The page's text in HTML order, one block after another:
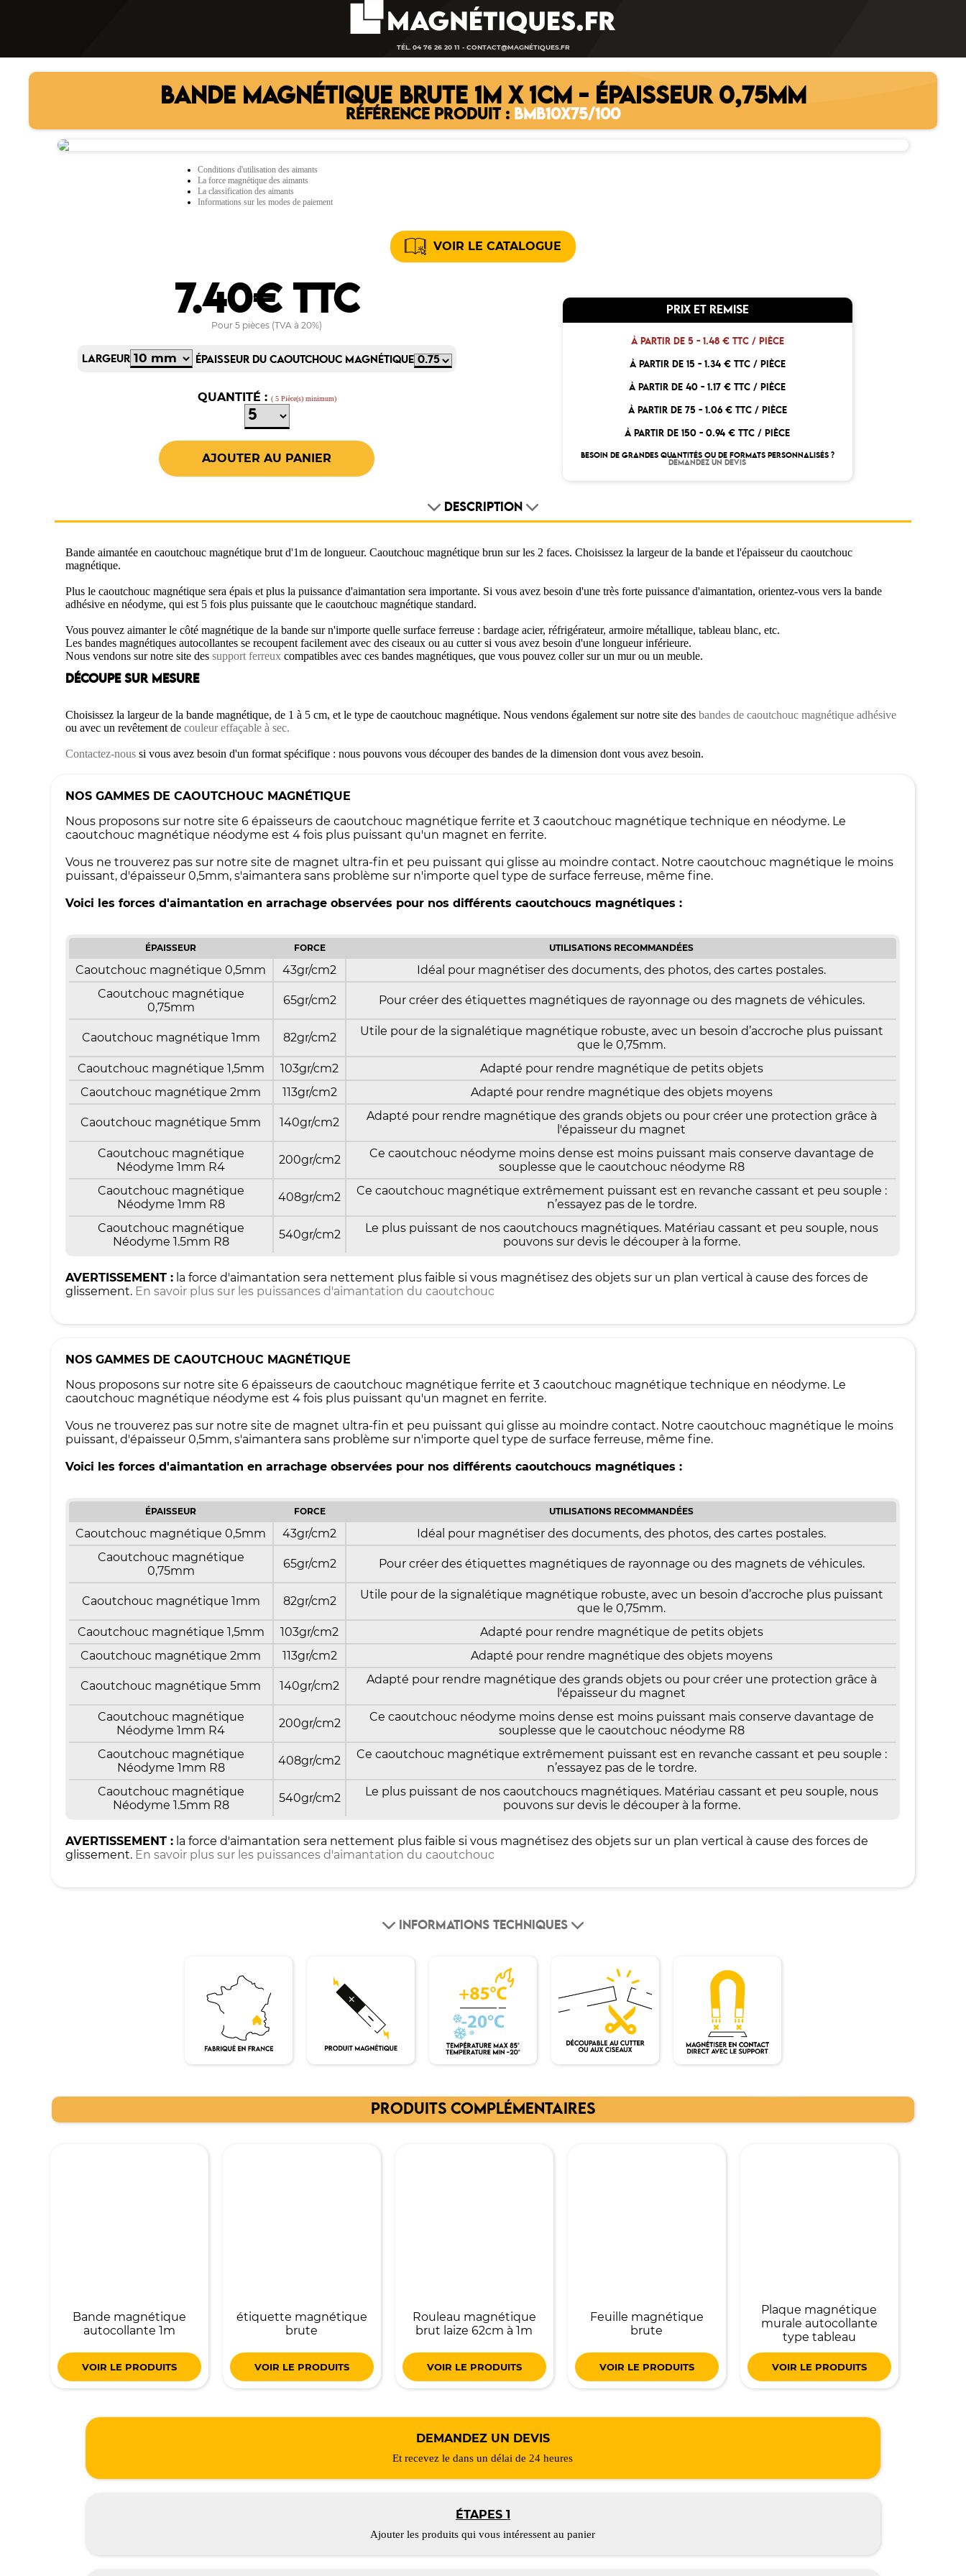
TÉL. 04 76 26 20 11 - CONTACT@MAGNÉTIQUES.FR
BANDE MAGNÉTIQUE BRUTE 1M X 1CM - ÉPAISSEUR 0,75MM
RÉFÉRENCE PRODUIT : BMB10X75/100
Conditions d'utilisation des aimants
La force magnétique des aimants
La classification des aimants
Informations sur les modes de paiement
VOIR LE CATALOGUE
7.40€ TTC
Pour 5 pièces (TVA à 20%)
LARGEUR ÉPAISSEUR DU CAOUTCHOUC MAGNÉTIQUE
QUANTITÉ : ( 5 Pièce(s) minimum)
PRIX ET REMISE
À PARTIR DE 5 - 1.48 € TTC / PIÈCE
À PARTIR DE 15 - 1.34 € TTC / PIÈCE
À PARTIR DE 40 -1.17 € TTC / PIÈCE
À PARTIR DE 75 - 1.06 € TTC / PIÈCE
À PARTIR DE 150 -0.94 € TTC / PIÈCE
BESOIN DE GRANDES QUANTITÉS OU DE FORMATS PERSONNALISÉS ?
DEMANDEZ UN DEVIS
DESCRIPTION
Bande aimantée en caoutchouc magnétique brut d'1m de longueur. Caoutchouc magnétique brun sur les 2 faces. Choisissez la largeur de la bande et l'épaisseur du caoutchouc
magnétique.
Plus le caoutchouc magnétique sera épais et plus la puissance d'aimantation sera importante. Si vous avez besoin d'une très forte puissance d'aimantation, orientez-vous vers la bande
adhésive en néodyme, qui est 5 fois plus puissante que le caoutchouc magnétique standard.
Vous pouvez aimanter le côté magnétique de la bande sur n'importe quelle surface ferreuse : bardage acier, réfrigérateur, armoire métallique, tableau blanc, etc.
Les bandes magnétiques autocollantes se recoupent facilement avec des ciseaux ou au cutter si vous avez besoin d'une longueur inférieure.
Nous vendons sur notre site dessupport ferreux compatibles avec ces bandes magnétiques, que vous pouvez coller sur un mur ou un meuble.
DÉCOUPE SUR MESURE
Choisissez la largeur de la bande magnétique, de 1 à 5 cm, et le type de caoutchouc magnétique. Nous vendons également sur notre site desbandes de caoutchouc magnétique adhésive
ou avec un revêtement decouleur effaçable à sec.
Contactez-nous si vous avez besoin d'un format spécifique : nous pouvons vous découper des bandes de la dimension dont vous avez besoin.
NOS GAMMES DE CAOUTCHOUC MAGNÉTIQUE
Nous proposons sur notre site 6 épaisseurs de caoutchouc magnétique ferrite et 3 caoutchouc magnétique technique en néodyme. Le
caoutchouc magnétique néodyme est 4 fois plus puissant qu'un magnet en ferrite.
Vous ne trouverez pas sur notre site de magnet ultra-fin et peu puissant qui glisse au moindre contact. Notre caoutchouc magnétique le moins
puissant, d'épaisseur 0,5mm, s'aimantera sans problème sur n'importe quel type de surface ferreuse, même fine.
Voici les forces d'aimantation en arrachage observées pour nos différents caoutchoucs magnétiques :
ÉPAISSEUR FORCE UTILISATIONS RECOMMANDÉES
Caoutchouc magnétique 0,5mm 43gr/cm2
Idéal pour magnétiser des documents, des photos, des cartes postales.
Caoutchouc magnétique
0,75mm
65gr/cm2 Pour créer des étiquettes magnétiques de rayonnage ou des magnets de véhicules.
Caoutchouc magnétique 1mm 82gr/cm2
Utile pour de la signalétique magnétique robuste, avec un besoin d’accroche plus puissant
que le 0,75mm.
Caoutchouc magnétique 1,5mm
103gr/cm2
Adapté pour rendre magnétique de petits objets
Caoutchouc magnétique 2mm
113gr/cm2 Adapté pour rendre magnétique des objets moyens
Caoutchouc magnétique 5mm 140gr/cm2
Adapté pour rendre magnétique des grands objets ou pour créer une protection grâce à
l'épaisseur du magnet
Caoutchouc magnétique
Néodyme 1mm R4
200gr/cm2
Ce caoutchouc néodyme moins dense est moins puissant mais conserve davantage de
souplesse que le caoutchouc néodyme R8
Caoutchouc magnétique
Néodyme 1mm R8
408gr/cm2
Ce caoutchouc magnétique extrêmement puissant est en revanche cassant et peu souple :
n’essayez pas de le tordre.
Caoutchouc magnétique
Néodyme 1.5mm R8
540gr/cm2
Le plus puissant de nos caoutchoucs magnétiques. Matériau cassant et peu souple, nous
pouvons sur devis le découper à la forme.
AVERTISSEMENT : la force d'aimantation sera nettement plus faible si vous magnétisez des objets sur un plan vertical à cause des forces de
glissement. En savoir plus sur les puissances d'aimantation du caoutchouc
NOS GAMMES DE CAOUTCHOUC MAGNÉTIQUE
Nous proposons sur notre site 6 épaisseurs de caoutchouc magnétique ferrite et 3 caoutchouc magnétique technique en néodyme. Le
caoutchouc magnétique néodyme est 4 fois plus puissant qu'un magnet en ferrite.
Vous ne trouverez pas sur notre site de magnet ultra-fin et peu puissant qui glisse au moindre contact. Notre caoutchouc magnétique le moins
puissant, d'épaisseur 0,5mm, s'aimantera sans problème sur n'importe quel type de surface ferreuse, même fine.
Voici les forces d'aimantation en arrachage observées pour nos différents caoutchoucs magnétiques :
ÉPAISSEUR FORCE UTILISATIONS RECOMMANDÉES
Caoutchouc magnétique 0,5mm 43gr/cm2
Idéal pour magnétiser des documents, des photos, des cartes postales.
Caoutchouc magnétique
0,75mm
65gr/cm2 Pour créer des étiquettes magnétiques de rayonnage ou des magnets de véhicules.
Caoutchouc magnétique 1mm 82gr/cm2
Utile pour de la signalétique magnétique robuste, avec un besoin d’accroche plus puissant
que le 0,75mm.
Caoutchouc magnétique 1,5mm
103gr/cm2
Adapté pour rendre magnétique de petits objets
Caoutchouc magnétique 2mm
113gr/cm2 Adapté pour rendre magnétique des objets moyens
Caoutchouc magnétique 5mm 140gr/cm2
Adapté pour rendre magnétique des grands objets ou pour créer une protection grâce à
l'épaisseur du magnet
Caoutchouc magnétique
Néodyme 1mm R4
200gr/cm2
Ce caoutchouc néodyme moins dense est moins puissant mais conserve davantage de
souplesse que le caoutchouc néodyme R8
Caoutchouc magnétique
Néodyme 1mm R8
408gr/cm2
Ce caoutchouc magnétique extrêmement puissant est en revanche cassant et peu souple :
n’essayez pas de le tordre.
Caoutchouc magnétique
Néodyme 1.5mm R8
540gr/cm2
Le plus puissant de nos caoutchoucs magnétiques. Matériau cassant et peu souple, nous
pouvons sur devis le découper à la forme.
AVERTISSEMENT : la force d'aimantation sera nettement plus faible si vous magnétisez des objets sur un plan vertical à cause des forces de
glissement. En savoir plus sur les puissances d'aimantation du caoutchouc
INFORMATIONS TECHNIQUES
PRODUITS COMPLÉMENTAIRES
Bande magnétique
autocollante 1m
VOIR LE PRODUITS
étiquette magnétique
brute
VOIR LE PRODUITS
Rouleau magnétique
brut laize 62cm à 1m
VOIR LE PRODUITS
Feuille magnétique
brute
VOIR LE PRODUITS
Plaque magnétique
murale autocollante
type tableau
VOIR LE PRODUITS
DEMANDEZ UN DEVIS
Et recevez le dans un délai de 24 heures
ÉTAPES 1
Ajouter les produits qui vous intéressent au panier